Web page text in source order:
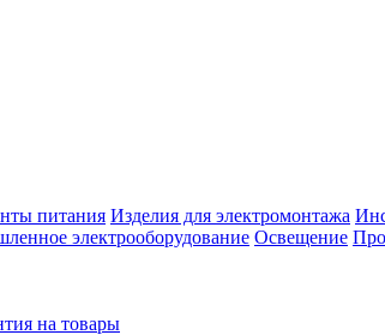
питания Изделия для электромонтажа
электрооборудование Освещение
на товары